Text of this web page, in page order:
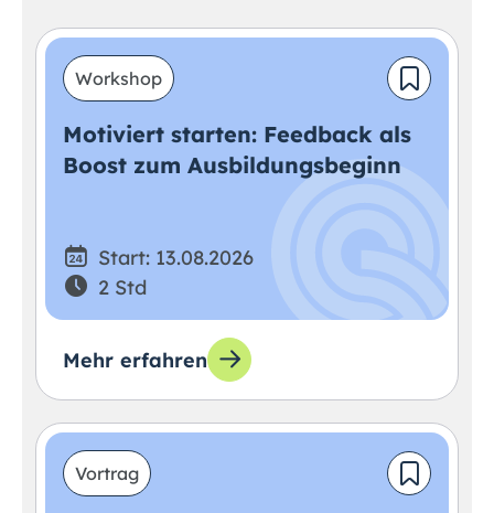
Workshop
Motiviert starten: Feedback als
Boost zum Ausbildungsbeginn
Start: 13.08.2026
2 Std
Mehr erfahren
Vortrag